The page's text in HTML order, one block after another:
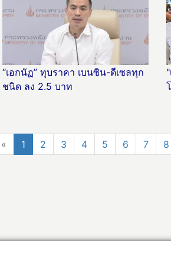
“เอกนัฏ” ทุบราคา เบนซิน-ดีเซลทุก
ชนิด ลง 2.5 บาท
« 1 2 3 4 5 6 7 8